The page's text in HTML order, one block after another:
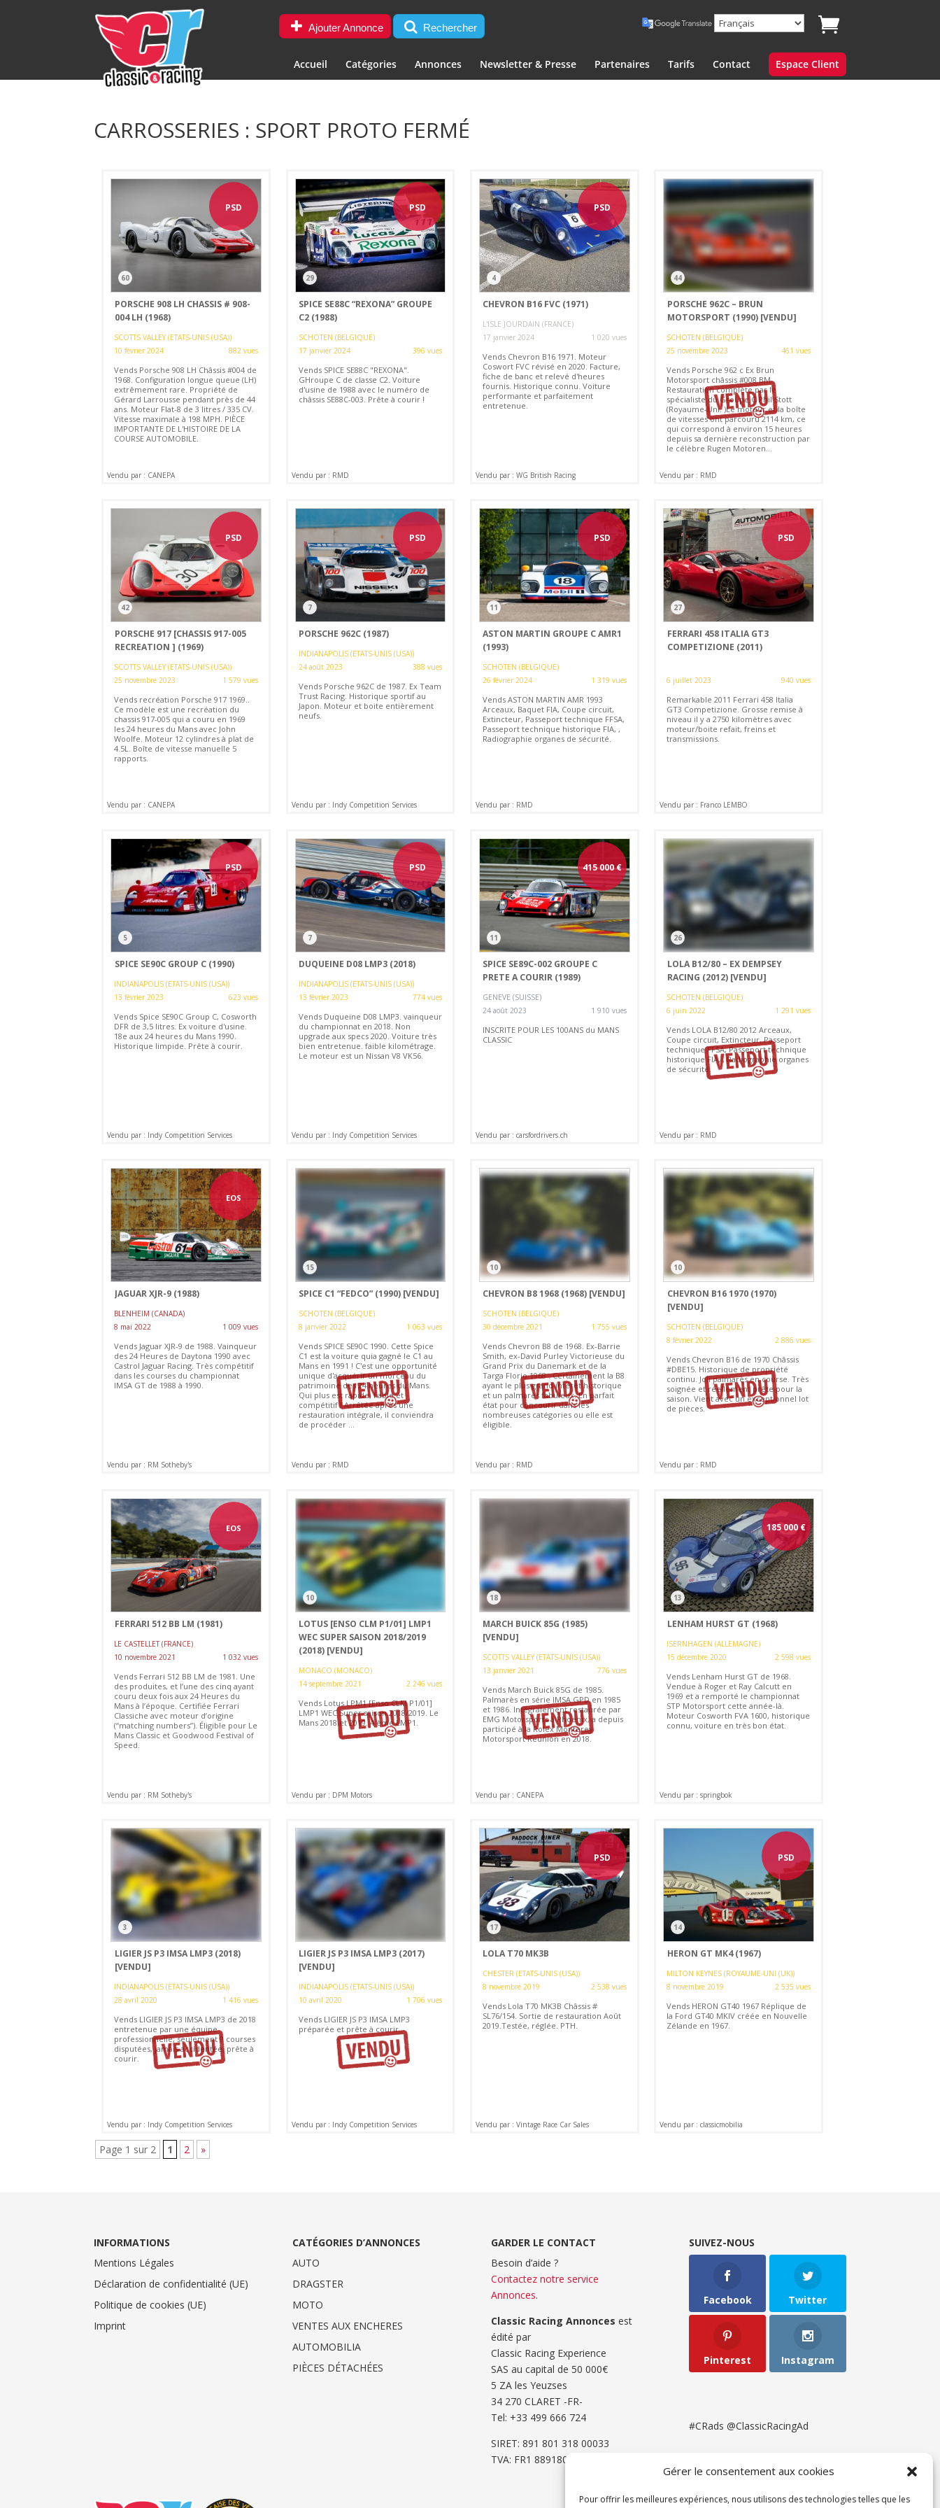
Gérer le consentement aux cookies
Pour offrir les meilleures expériences, nous utilisons des technologies telles que les
Ajouter Annonce Rechercher
Accueil Catégories Annonces Newsletter & Presse Partenaires Tarifs Contact Espace Client
CARROSSERIES : SPORT PROTO FERMÉ
PSD
60
PORSCHE 908 LH CHASSIS # 908-
004 LH (1968)
SCOTTS VALLEY (ETATS-UNIS (USA))
10 février 2024
882 vues
Vends Porsche 908 LH Châssis #004 de
1968. Configuration longue queue (LH)
extrêmement rare. Propriété de
Gérard Larrousse pendant près de 44
ans. Moteur Flat-8 de 3 litres / 335 CV.
Vitesse maximale à 198 MPH. PIÈCE
IMPORTANTE DE L'HISTOIRE DE LA
COURSE AUTOMOBILE.
Vendu par : CANEPA
PSD
29
SPICE SE88C “REXONA” GROUPE
C2 (1988)
SCHOTEN (BELGIQUE)
17 janvier 2024
396 vues
Vends SPICE SE88C "REXONA".
GHroupe C de classe C2. Voiture
d'usine de 1988 avec le numéro de
châssis SE88C-003. Prête à courir !
Vendu par : RMD
PSD
4
CHEVRON B16 FVC (1971)
L'ISLE JOURDAIN (FRANCE)
17 janvier 2024
1 020 vues
Vends Chevron B16 1971. Moteur
Coswort FVC révisé en 2020. Facture,
fiche de banc et relevé d'heures
fournis. Historique connu. Voiture
performante et parfaitement
entretenue.
Vendu par : WG British Racing
44
PORSCHE 962C – BRUN
MOTORSPORT (1990) [VENDU]
SCHOTEN (BELGIQUE)
25 novembre 2023
461 vues
Vends Porsche 962 c Ex Brun
Motorsport châssis #008 BM.
Restauration complète par le
spécialiste du Groupe C Phil Stott
(Royaume-Uni. )Le moteur et la boîte
de vitesses ont parcouru 2114 km, ce
qui correspond à environ 15 heures
depuis sa dernière reconstruction par
le célèbre Rugen Motoren...
Vendu par : RMD
PSD
42
PORSCHE 917 [CHASSIS 917-005
RECREATION ] (1969)
SCOTTS VALLEY (ETATS-UNIS (USA))
25 novembre 2023
1 579 vues
Vends recréation Porsche 917 1969..
Ce modèle est une recréation du
chassis 917-005 qui a couru en 1969
les 24 heures du Mans avec John
Woolfe. Moteur 12 cylindres à plat de
4.5L. Boîte de vitesse manuelle 5
rapports.
Vendu par : CANEPA
PSD
7
PORSCHE 962C (1987)
INDIANAPOLIS (ETATS-UNIS (USA))
24 août 2023
388 vues
Vends Porsche 962C de 1987. Ex Team
Trust Racing. Historique sportif au
Japon. Moteur et boite entièrement
neufs.
Vendu par : Indy Competition Services
PSD
11
ASTON MARTIN GROUPE C AMR1
(1993)
SCHOTEN (BELGIQUE)
26 février 2024
1 319 vues
Vends ASTON MARTIN AMR 1993
Arceaux, Baquet FIA, Coupe circuit,
Extincteur, Passeport technique FFSA,
Passeport technique historique FIA, ,
Radiographie organes de sécurité.
Vendu par : RMD
PSD
27
FERRARI 458 ITALIA GT3
COMPETIZIONE (2011)
6 juillet 2023 940 vues
Remarkable 2011 Ferrari 458 Italia
GT3 Competizione. Grosse remise à
niveau il y a 2750 kilomètres avec
moteur/boite refait, freins et
transmissions.
Vendu par : Franco LEMBO
PSD
5
SPICE SE90C GROUP C (1990)
INDIANAPOLIS (ETATS-UNIS (USA))
13 février 2023
623 vues
Vends Spice SE90C Group C, Cosworth
DFR de 3,5 litres. Ex voiture d'usine.
18e aux 24 heures du Mans 1990.
Historique limpide. Prête à courir.
Vendu par : Indy Competition Services
PSD
7
DUQUEINE D08 LMP3 (2018)
INDIANAPOLIS (ETATS-UNIS (USA))
13 février 2023
774 vues
Vends Duqueine D08 LMP3. vainqueur
du championnat en 2018. Non
upgrade aux specs 2020. Voiture très
bien entretenue. faible kilométrage.
Le moteur est un Nissan V8 VK56.
Vendu par : Indy Competition Services
415 000€
11
SPICE SE89C-002 GROUPE C
PRETE A COURIR (1989)
GENEVE (SUISSE)
24 août 2023
1 910 vues
INSCRITE POUR LES 100ANS du MANS
CLASSIC
Vendu par : carsfordrivers.ch
26
LOLA B12/80 – EX DEMPSEY
RACING (2012) [VENDU]
SCHOTEN (BELGIQUE)
6 juin 2022
1 291 vues
Vends LOLA B12/80 2012 Arceaux,
Coupe circuit, Extincteur, Passeport
technique FFSA, Passeport technique
historique FIA, , Radiographie organes
de sécurité.
Vendu par : RMD
EOS
JAGUAR XJR-9 (1988)
BLENHEIM (CANADA)
8 mai 2022
1 009 vues
Vends Jaguar XJR-9 de 1988. Vainqueur
des 24 Heures de Daytona 1990 avec
Castrol Jaguar Racing. Très compétitif
dans les courses du championnat
IMSA GT de 1988 à 1990.
Vendu par : RM Sotheby's
15
SPICE C1 “FEDCO” (1990) [VENDU]
SCHOTEN (BELGIQUE)
8 janvier 2022
1 063 vues
Vends SPICE SE90C 1990. Cette Spice
C1 est la voiture quia gagné le C1 au
Mans en 1991 ! C'est une opportunité
unique d'acquérir un morceau du
patrimoine des 24 heures du Mans.
Qui plus est rapide, fiable et
compétitif ! Arrêtée après une
restauration intégrale, il conviendra
de procéder ...
Vendu par : RMD
10
CHEVRON B8 1968 (1968) [VENDU]
SCHOTEN (BELGIQUE)
30 décembre 2021
1 755 vues
Vends Chevron B8 de 1968. Ex-Barrie
Smith, ex-David Purley Victorieuse du
Grand Prix du Danemark et de la
Targa Florio 1968 . Certainement la B8
ayant le plus grand interêt historique
et un palmarès fabuleux. En parfait
état pour concourir dans les
nombreuses catégories ou elle est
éligible.
Vendu par : RMD
10
CHEVRON B16 1970 (1970)
[VENDU]
SCHOTEN (BELGIQUE)
8 février 2022
2 886 vues
Vends Chevron B16 de 1970 Châssis
#DBE15. Historique de propriété
continu. Joli palmarès en course. Très
soignée et réellement prête pour la
saison. Vient avec un exceptionnel lot
de pièces.
Vendu par : RMD
EOS
FERRARI 512 BB LM (1981)
LE CASTELLET (FRANCE)
10 novembre 2021
1 032 vues
Vends Ferrari 512 BB LM de 1981. Une
des produites, et l’une des cinq ayant
couru deux fois aux 24 Heures du
Mans à l’époque. Certifiée Ferrari
Classiche avec moteur d’origine
(“matching numbers”). Éligible pour Le
Mans Classic et Goodwood Festival of
Speed.
Vendu par : RM Sotheby's
10
LOTUS [ENSO CLM P1/01] LMP1
WEC SUPER SAISON 2018/2019
(2018) [VENDU]
MONACO (MONACO)
14 septembre 2021
2 246 vues
Vends Lotus LPM1 [Enso CLM P1/01]
LMP1 WEC Super saison 2018/2019. Le
Mans 2018 et 2019. 4 ème LMP1.
Vendu par : DPM Motors
18
MARCH BUICK 85G (1985)
[VENDU]
SCOTTS VALLEY (ETATS-UNIS (USA))
13 janvier 2021
776 vues
Vends March Buick 85G de 1985.
Palmarès en série IMSA GPD en 1985
et 1986. Intégralement restaurée par
EMG Motorsports à Phoenix, a depuis
participé à la Rolex Monterey
Motorsport Reunion en 2018.
Vendu par : CANEPA
185 000 €
13
LENHAM HURST GT (1968)
ISERNHAGEN (ALLEMAGNE)
15 décembre 2020
2 598 vues
Vends Lenham Hurst GT de 1968.
Vendue à Roger et Ray Calcutt en
1969 et a remporté le championnat
STP Motorsport cette année-là.
Moteur Cosworth FVA 1600, historique
connu, voiture en très bon état.
Vendu par : springbok
3
LIGIER JS P3 IMSA LMP3 (2018)
[VENDU]
INDIANAPOLIS (ETATS-UNIS (USA))
28 avril 2020
1 416 vues
Vends LIGIER JS P3 IMSA LMP3 de 2018
entretenue par une équipe
professionnelle, seulement 9 courses
disputées, jamais accidentée, prête à
courir.
Vendu par : Indy Competition Services
LIGIER JS P3 IMSA LMP3 (2017)
[VENDU]
INDIANAPOLIS (ETATS-UNIS (USA))
10 avril 2020
1 706 vues
Vends LIGIER JS P3 IMSA LMP3
préparée et prête à courir.
Vendu par : Indy Competition Services
PSD
17
LOLA T70 MK3B
CHESTER (ETATS-UNIS (USA))
8 novembre 2019
2 538 vues
Vends Lola T70 MK3B Châssis #
SL76/154. Sortie de restauration Août
2019.Testée, réglée. PTH.
Vendu par : Vintage Race Car Sales
PSD
14
HERON GT MK4 (1967)
MILTON KEYNES (ROYAUME-UNI (UK))
8 novembre 2019
2 535 vues
Vends HERON GT40 1967 Réplique de
la Ford GT40 MKIV créée en Nouvelle
Zélande en 1967.
Vendu par : classicmobilia
Page 1 sur 2 1 2 »
INFORMATIONS
Mentions Légales
Déclaration de confidentialité (UE)
Politique de cookies (UE)
Imprint
CATÉGORIES D’ANNONCES
AUTO
DRAGSTER
MOTO
VENTES AUX ENCHERES
AUTOMOBILIA
PIÈCES DÉTACHÉES
GARDER LE CONTACT
Besoin d’aide ?
Contactez notre service
Annonces.
Classic Racing Annonces est
édité par
Classic Racing Experience
SAS au capital de 50 000€
5 ZA les Yeuzses
34 270 CLARET -FR-
Tel: ‭+33 499 666 724‬
SIRET: 891 801 318 00033
TVA: FR1 8891801318
SUIVEZ-NOUS
Facebook Twitter
Pinterest Instagram
#CRads @ClassicRacingAd